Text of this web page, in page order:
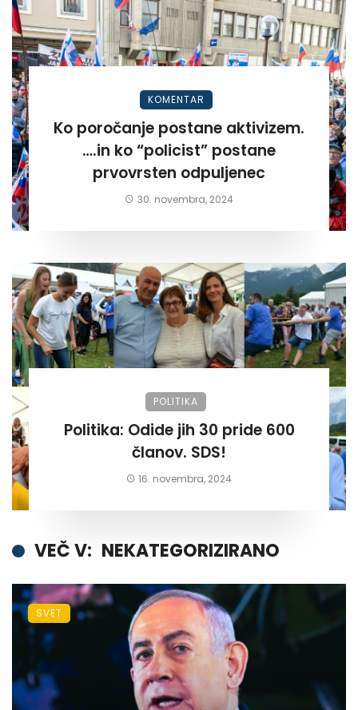
KOMENTAR
Ko poročanje postane aktivizem.
….in ko “policist” postane
prvovrsten odpuljenec
30. novembra, 2024
POLITIKA
Politika: Odide jih 30 pride 600
članov. SDS!
16. novembra, 2024
VEČ V: NEKATEGORIZIRANO
SVET